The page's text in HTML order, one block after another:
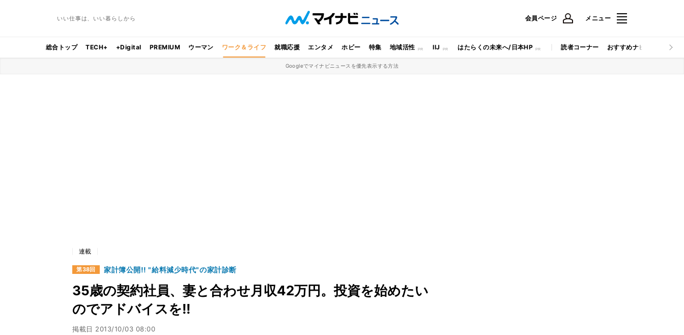
いい仕事は、いい暮らしから 会員ページ メニュー
総合トップ TECH+ +Digital PREMIUM ウーマン ワーク＆ライフ 就職応援 エンタメ ホビー 特集 地域活性 IIJ はたらくの未来へ/日本HP 読者コーナー おすすめナビ マイナビ
Googleでマイナビニュースを優先表示する方法
連載
第38回 家計簿公開!! "給料減少時代"の家計診断
35歳の契約社員、妻と合わせ月収42万円。投資を始めたい
のでアドバイスを!!
掲載日 2013/10/03 08:00